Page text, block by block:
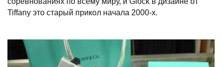
Tiffany это старый прикол начала 2000-х.